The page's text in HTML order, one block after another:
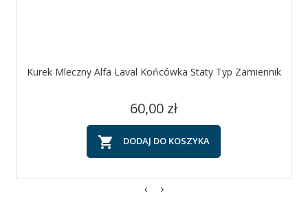
Kurek Mleczny Alfa Laval Końcówka Staty Typ Zamiennik
Cena
60,00 zł
 DODAJ DO KOSZYKA